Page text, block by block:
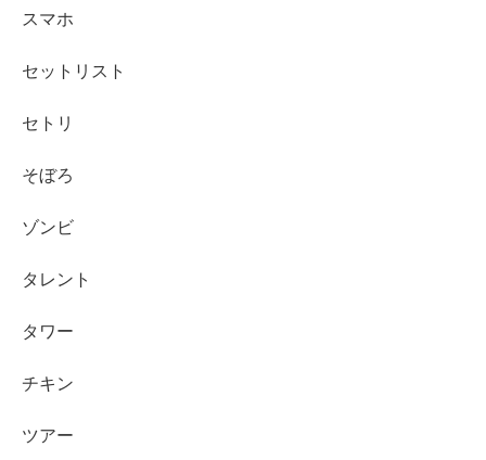
スマホ
セットリスト
セトリ
そぼろ
ゾンビ
タレント
タワー
チキン
ツアー